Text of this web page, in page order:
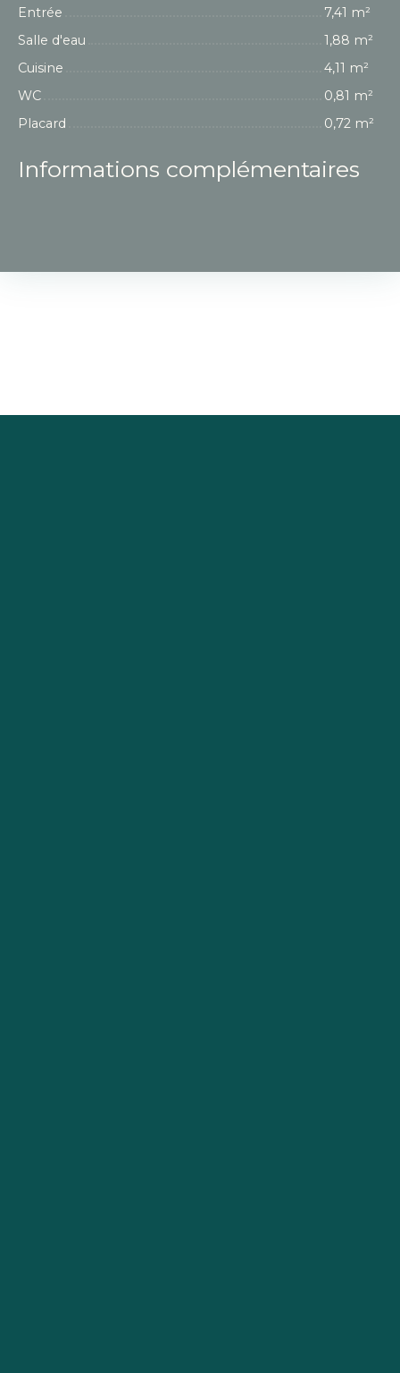
Entrée
7,41 m²
Salle d'eau
1,88 m²
Cuisine
4,11 m²
WC
0,81 m²
Placard
0,72 m²
Informations complémentaires